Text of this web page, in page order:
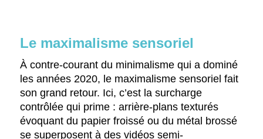
Le maximalisme sensoriel
À contre-courant du minimalisme qui a dominé
les années 2020, le maximalisme sensoriel fait
son grand retour. Ici, c’est la surcharge
contrôlée qui prime : arrière-plans texturés
évoquant du papier froissé ou du métal brossé
se superposent à des vidéos semi-